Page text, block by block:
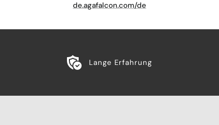
de.agafalcon.com/de
Lange Erfahrung